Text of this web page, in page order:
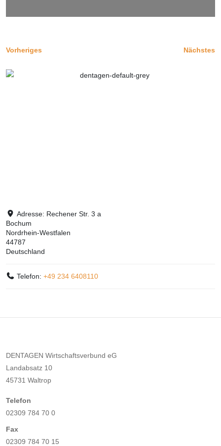
Vorheriges Nächstes
Adresse: Rechener Str. 3 a
Bochum
Nordrhein-Westfalen
44787
Deutschland
Telefon:+49 234 6408110
DENTAGEN Wirtschaftsverbund eG
Landabsatz 10
45731 Waltrop
Telefon
02309 784 70 0
Fax
02309 784 70 15